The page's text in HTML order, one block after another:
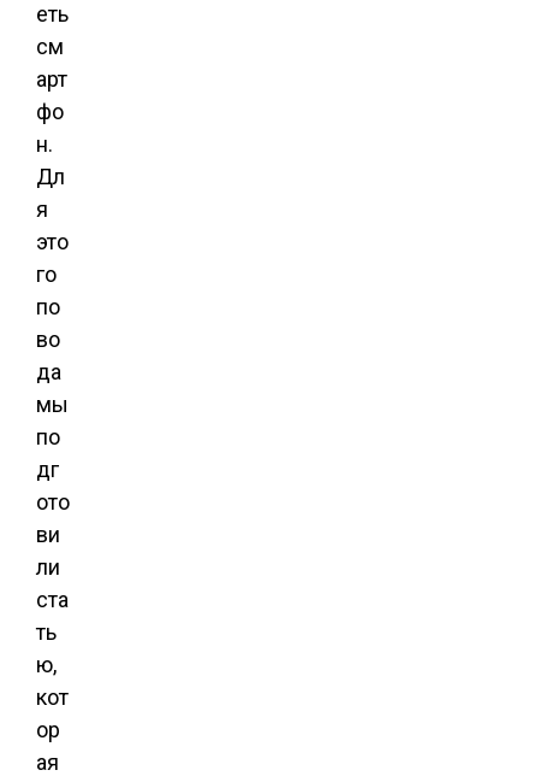
еть
см
арт
фо
н.
Дл
я
это
го
по
во
да
мы
по
дг
ото
ви
ли
ста
ть
ю,
кот
ор
ая